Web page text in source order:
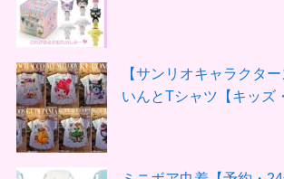
【サンリオキャラクタ
いんとTシャツ【キッズ